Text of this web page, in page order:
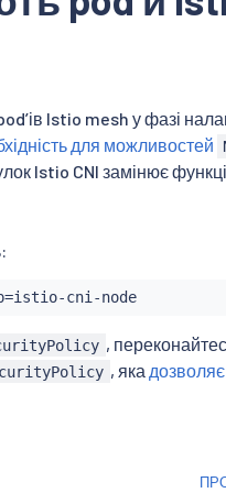
Istio mesh у фазі
для можливостей
Istio CNI замінює
= istio-cni-node
,
, яка